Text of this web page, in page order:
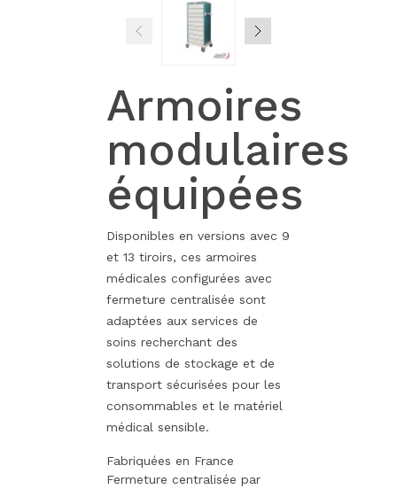
Armoires
modulaires
équipées
Disponibles en versions avec 9
et 13 tiroirs, ces armoires
médicales configurées avec
fermeture centralisée sont
adaptées aux services de
soins recherchant des
solutions de stockage et de
transport sécurisées pour les
consommables et le matériel
médical sensible.
Fabriquées en France
Fermeture centralisée par